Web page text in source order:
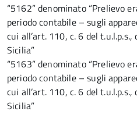
“5162” denominato “Prelievo
periodo contabile – sugli
cui all’art. 110, c. 6 del
Sicilia”
“5163” denominato “Prelievo
periodo contabile – sugli
cui all’art. 110, c. 6 del
Sicilia”